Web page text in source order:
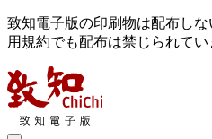
致知電子版の印刷物は配布し
用規約でも配布は禁じられてい